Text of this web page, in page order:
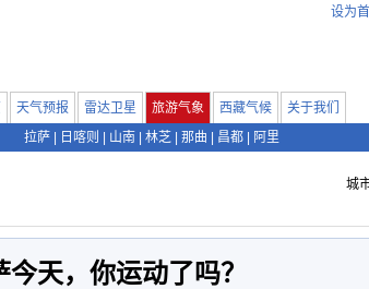
设为
天气预报 雷达卫星 旅游气象 西藏气候
关于我们
拉萨
日喀则 山南 林芝 那曲 昌都 阿里
城
天，你运动了吗？